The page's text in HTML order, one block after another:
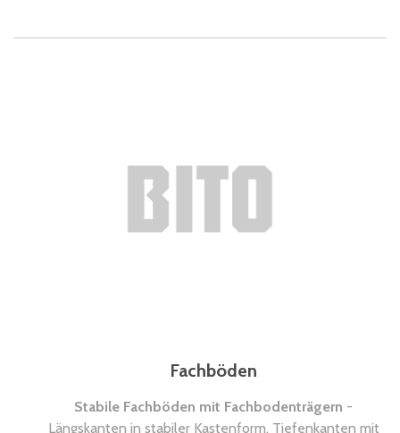
Fachböden
Stabile Fachböden mit Fachbodenträgern -
Längskanten in stabiler Kastenform, Tiefenkanten mit